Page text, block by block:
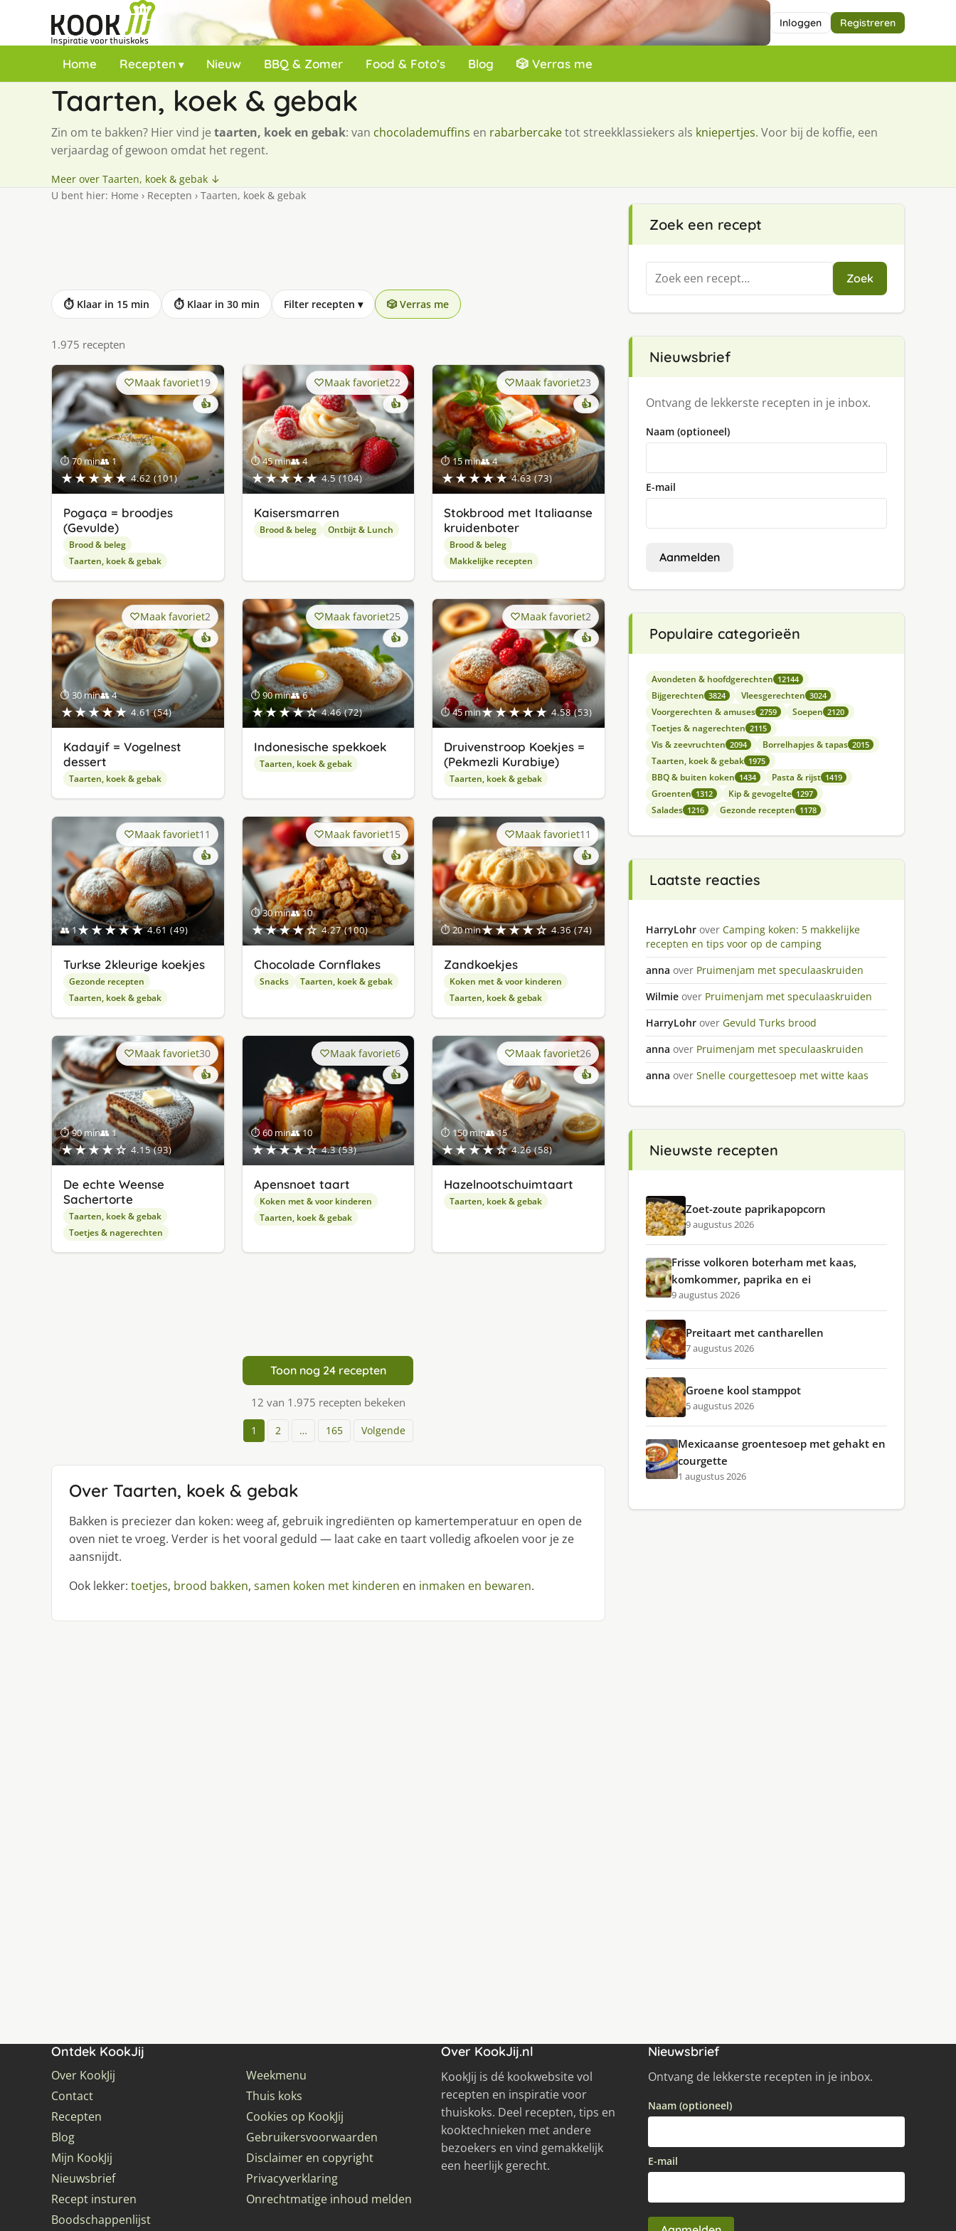
Inloggen Registreren
Home Recepten Nieuw BBQ & Zomer Food & Foto’s Blog 🎲 Verras me
Taarten, koek & gebak
Zin om te bakken? Hier vind je taarten, koek en gebak: van chocolademuffins en rabarbercaketot streekklassiekers als kniepertjes. Voor bij de koffie, een
verjaardag of gewoon omdat het regent.
Meer over Taarten, koek & gebak ↓
U bent hier: Home › Recepten › Taarten, koek & gebak
⏱ Klaar in 15 min ⏱ Klaar in 30 min Filter recepten ▾ 🎲 Verras me
1.975 recepten
⏱ 70 min👥 1
★★★★★ 4.62 (101)
Maak favoriet19
👍
Pogaça = broodjes
(Gevulde)
Brood & beleg
Taarten, koek & gebak
⏱ 45 min👥 4
★★★★★ 4.5 (104)
Maak favoriet22
👍
Kaisersmarren
Brood & beleg Ontbijt & Lunch
⏱ 15 min👥 4
★★★★★ 4.63 (73)
Maak favoriet23
👍
Stokbrood met Italiaanse
kruidenboter
Brood & beleg
Makkelijke recepten
⏱ 30 min👥 4
★★★★★ 4.61 (54)
Maak favoriet2
👍
Kadayif = Vogelnest
dessert
Taarten, koek & gebak
⏱ 90 min👥 6
★★★★☆ 4.46 (72)
Maak favoriet25
👍
Indonesische spekkoek
Taarten, koek & gebak
⏱ 45 min★★★★★ 4.58 (53)
Maak favoriet2
👍
Druivenstroop Koekjes =
(Pekmezli Kurabiye)
Taarten, koek & gebak
👥 1★★★★★ 4.61 (49)
Maak favoriet11
👍
Turkse 2kleurige koekjes
Gezonde recepten
Taarten, koek & gebak
⏱ 30 min👥 10
★★★★☆ 4.27 (100)
Maak favoriet15
👍
Chocolade Cornflakes
Snacks Taarten, koek & gebak
⏱ 20 min★★★★☆ 4.36 (74)
Maak favoriet11
👍
Zandkoekjes
Koken met & voor kinderen
Taarten, koek & gebak
⏱ 90 min👥 1
★★★★☆ 4.15 (93)
Maak favoriet30
👍
De echte Weense
Sachertorte
Taarten, koek & gebak
Toetjes & nagerechten
⏱ 60 min👥 10
★★★★☆ 4.3 (53)
Maak favoriet6
👍
Apensnoet taart
Koken met & voor kinderen
Taarten, koek & gebak
⏱ 150 min👥 15
★★★★☆ 4.26 (58)
Maak favoriet26
👍
Hazelnootschuimtaart
Taarten, koek & gebak
Toon nog 24 recepten
12 van 1.975 recepten bekeken
1 2 … 165 Volgende
Over Taarten, koek & gebak
Bakken is preciezer dan koken: weeg af, gebruik ingrediënten op kamertemperatuur en open de
oven niet te vroeg. Verder is het vooral geduld — laat cake en taart volledig afkoelen voor je ze
aansnijdt.
Ook lekker: toetjes, brood bakken, samen koken met kinderen en inmaken en bewaren.
Zoek een recept
Zoeken
naar:
Zoek
Nieuwsbrief
Ontvang de lekkerste recepten in je inbox.
Naam (optioneel)
E-mail
Aanmelden
Populaire categorieën
Avondeten & hoofdgerechten 12144
Bijgerechten 3824 Vleesgerechten 3024
Voorgerechten & amuses 2759 Soepen 2120
Toetjes & nagerechten 2115
Vis & zeevruchten 2094 Borrelhapjes & tapas 2015
Taarten, koek & gebak 1975
BBQ & buiten koken 1434 Pasta & rijst 1419
Groenten 1312 Kip & gevogelte 1297
Salades 1216 Gezonde recepten 1178
Laatste reacties
HarryLohr over Camping koken: 5 makkelijke
recepten en tips voor op de camping
anna over Pruimenjam met speculaaskruiden
Wilmie over Pruimenjam met speculaaskruiden
HarryLohr over Gevuld Turks brood
anna over Pruimenjam met speculaaskruiden
anna over Snelle courgettesoep met witte kaas
Nieuwste recepten
Zoet-zoute paprikapopcorn
9 augustus 2026
Frisse volkoren boterham met kaas,
komkommer, paprika en ei
9 augustus 2026
Preitaart met cantharellen
7 augustus 2026
Groene kool stamppot
5 augustus 2026
Mexicaanse groentesoep met gehakt en
courgette
1 augustus 2026
Ontdek KookJij
Over KookJij
Contact
Recepten
Blog
Mijn KookJij
Nieuwsbrief
Recept insturen
Boodschappenlijst
Weekmenu
Thuis koks
Cookies op KookJij
Gebruikersvoorwaarden
Disclaimer en copyright
Privacyverklaring
Onrechtmatige inhoud melden
Over KookJij.nl
KookJij is dé kookwebsite vol
recepten en inspiratie voor
thuiskoks. Deel recepten, tips en
kooktechnieken met andere
bezoekers en vind gemakkelijk
een heerlijk gerecht.
Nieuwsbrief
Ontvang de lekkerste recepten in je inbox.
Naam (optioneel)
E-mail